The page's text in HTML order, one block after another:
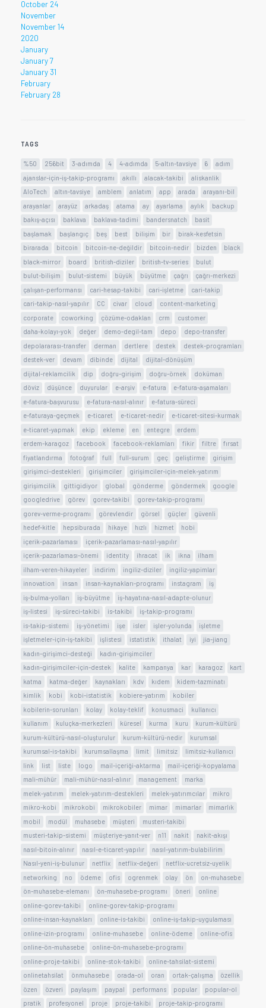
October 24
November
November 14
2020
January
January 7
January 31
February
February 28
TAGS
%50 256bit 3-adımda 4 4-adımda 5-altın-tavsiye 6
adım
ajanslar-için-iş-takip-programı
akıllı alacak-takibi
aliskanlik
AloTech
altın-tavsiye amblem anlatım app arada
arayanı-bil
arayanlar
arayüz arkadaş atama ay ayarlama aylık
backup
bakış-açısı
baklava baklava-tadimi bandersnatch
basit
başlamak
başlangıç beş best bilişim bir
birak-kesfetsin
birarada
bitcoin bitcoin-ne-değildir bitcoin-nedir bizden
black
black-mirror
board british-diziler british-tv-series
bulut
bulut-bilişim
bulut-sistemi büyük büyütme çağrı
çağrı-merkezi
çalışan-performansı
cari-hesap-takibi cari-işletme
cari-takip
cari-takip-nasıl-yapılır
CC civar cloud
content-marketing
corporate
coworking çözüme-odaklan crm
customer
daha-kolayı-yok
değer demo-degil-tam depo
depo-transfer
depolararası-transfer
derman dertlere destek
destek-programları
destek-ver
devam dibinde dijital
dijital-dönüşüm
dijital-reklamcilik
dip doğru-girişim doğru-örnek
doküman
döviz
düşünce duyurular e-arşiv e-fatura
e-fatura-aşamaları
e-fatura-başvurusu
e-fatura-nasıl-alınır
e-fatura-süreci
e-faturaya-geçmek
e-ticaret e-ticaret-nedir
e-ticaret-sitesi-kurmak
e-ticaret-yapmak
ekip ekleme en entegre
erdem
erdem-karagoz
facebook facebook-reklamları fikir filtre
fırsat
fiyatlandırma
fotoğraf full full-surum geç geliştirme
girişim
girişimci-destekleri
girişimciler
girişimciler-için-melek-yatırım
girişimcilik
gittigidiyor global gönderme göndermek
google
googledrive
görev gorev-takibi
gorev-takip-programı
gorev-verme-programı
görevlendir görsel güçler
güvenli
hedef-kitle
hepsiburada hikaye hızlı hizmet
hobi
içerik-pazarlaması
içerik-pazarlaması-nasıl-yapılır
içerik-pazarlaması-önemi
identity ihracat ik ikna
ilham
ilham-veren-hikayeler
indirim ingiliz-diziler
ingiliz-yapimlar
innovation
insan insan-kaynakları-programı instagram
iş
iş-bulma-yolları
iş-büyütme
iş-hayatına-nasıl-adapte-olunur
iş-listesi
iş-süreci-takibi is-takibi
iş-takip-programı
is-takip-sistemi
iş-yönetimi işe isler işler-yolunda
işletme
işletmeler-için-iş-takibi
işlistesi istatistik ithalat iyi
jia-jiang
kadın-girişimci-desteği
kadın-girişimciler
kadın-girişimciler-için-destek
kalite kampanya kar karagoz
kart
katma
katma-değer kaynakları kdv kıdem
kidem-tazminatı
kimlik
kobi kobi-istatistik kobiere-yatırım
kobiler
kobilerin-sorunları
kolay kolay-teklif konusmaci
kullanıcı
kullanım
kuluçka-merkezleri küresel kurma kuru
kurum-kültürü
kurum-kültürü-nasıl-oluşturulur
kurum-kültürü-nedir
kurumsal
kurumsal-is-takibi
kurumsallaşma limit limitsiz
limitsiz-kullanıcı
link
list liste logo mail-içeriği-aktarma
mail-içeriği-kopyalama
mali-mühür
mali-mühür-nasıl-alınır management
marka
melek-yatırım
melek-yatırım-destekleri melek-yatırımcılar
mikro
mikro-kobi
mikrokobi mikrokobiler mimar mimarlar
mimarlık
mobil
modül muhasebe müşteri
musteri-takibi
musteri-takip-sistemi
müşteriye-yanıt-ver n11 nakit
nakit-akışı
nasıl-bitoin-alınır
nasıl-e-ticaret-yapılır
nasıl-yatırım-bulabilirim
Nasıl-yeni-iş-bulunur
netflix netflix-değeri
netflix-ucretsiz-uyelik
networking
no ödeme ofis ogrenmek olay ön
on-muhasebe
ön-muhasebe-elemanı
ön-muhasebe-programı öneri
online
online-gorev-takibi
online-gorev-takip-programı
online-insan-kaynakları
online-is-takibi
online-iş-takip-uygulaması
online-izin-programı
online-muhasebe online-ödeme
online-ofis
online-ön-muhasebe
online-ön-muhasebe-programı
online-proje-takibi
online-stok-takibi
online-tahsilat-sistemi
onlinetahsilat
önmuhasebe orada-ol oran ortak-çalışma
özellik
özen
özveri paylaşım paypal performans popular
popular-ol
pratik
profesyonel proje proje-takibi
proje-takip-programı